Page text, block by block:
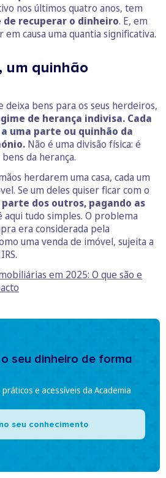
nos últimos quatro anos, tem
recuperar o dinheiro. E, em
em causa uma quantia significativa.
um quinhão
deixa bens para os seus herdeiros,
de herança indivisa. Cada
uma parte ou quinhão da
Não é uma divisão física: é
da herança.
herdarem uma casa, cada um
Se um deles quiser ficar com o
dos outros, pagando as
aqui tudo simples. O problema
era considerada pela
uma venda de imóvel, sujeita a
em 2025: O que são e
seu dinheiro de forma
e acessíveis da Academia
seu conhecimento